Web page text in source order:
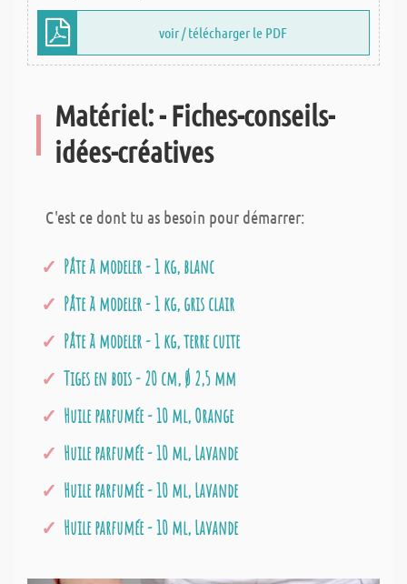
voir / télécharger le PDF
Matériel: - Fiches-conseils-
idées-créatives
C'est ce dont tu as besoin pour démarrer:
Pâte à modeler - 1 kg, blanc
Pâte à modeler - 1 kg, gris clair
Pâte à modeler - 1 kg, terre cuite
Tiges en bois - 20 cm, Ø 2,5 mm
Huile parfumée - 10 ml, Orange
Huile parfumée - 10 ml, Lavande
Huile parfumée - 10 ml, Lavande
Huile parfumée - 10 ml, Lavande